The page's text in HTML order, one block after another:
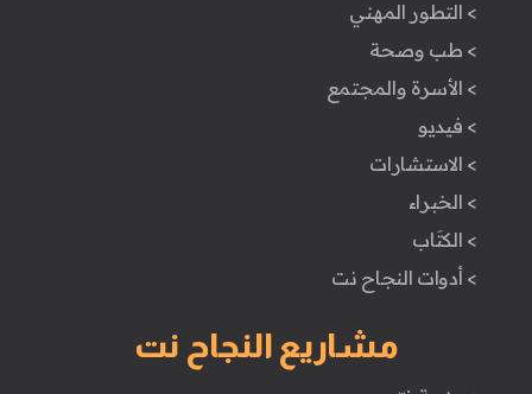
> التطور المهني
> طب وصحة
> الأسرة والمجتمع
> فيديو
> الاستشارات
> الخبراء
> الكتَاب
> أدوات النجاح نت
مشاريع النجاح نت